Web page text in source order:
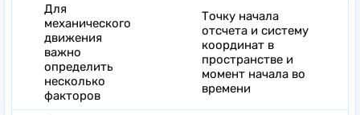
Для
механического
движения
важно
определить
несколько
факторов
Точку начала
отсчета и систему
координат в
пространстве и
момент начала во
времени